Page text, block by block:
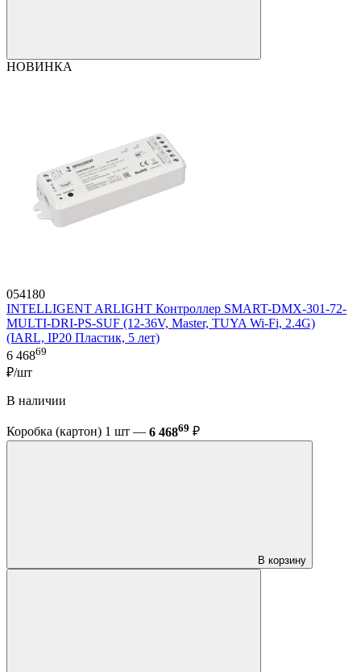
НОВИНКА
054180
INTELLIGENT ARLIGHT Контроллер SMART-DMX-301-72-
MULTI-DRI-PS-SUF (12-36V, Master, TUYA Wi-Fi, 2.4G)
(IARL, IP20 Пластик, 5 лет)
6 46869
₽/шт
В наличии
Коробка (картон) 1 шт — 6 46869 ₽
В корзину